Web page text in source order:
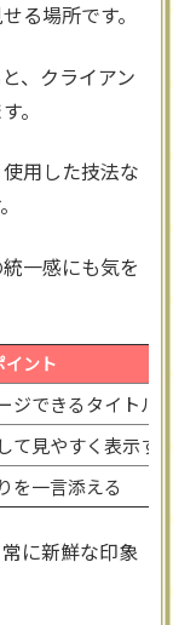
る場所です。
、クライアン
。
用した技法な
一感にも気を
イント
ジできるタイトル
て見やすく表示す
を一言添える
に新鮮な印象